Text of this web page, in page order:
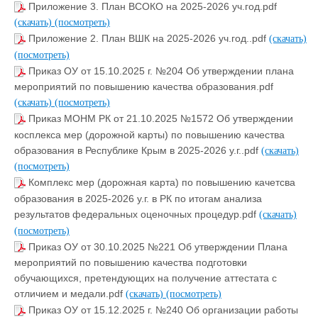
Приложение 3. План ВСОКО на 2025-2026 уч.год.pdf
(скачать) (посмотреть)
Приложение 2. План ВШК на 2025-2026 уч.год..pdf (скачать)
(посмотреть)
Приказ ОУ от 15.10.2025 г. №204 Об утверждении плана
мероприятий по повышению качества образования.pdf
(скачать) (посмотреть)
Приказ МОНМ РК от 21.10.2025 №1572 Об утверждении
косплекса мер (дорожной карты) по повышению качества
образования в Республике Крым в 2025-2026 у.г..pdf (скачать)
(посмотреть)
Комплекс мер (дорожная карта) по повышению качетсва
образования в 2025-2026 у.г. в РК по итогам анализа
результатов федеральных оценочных процедур.pdf (скачать)
(посмотреть)
Приказ ОУ от 30.10.2025 №221 Об утверждении Плана
мероприятий по повышению качества подготовки
обучающихся, претендующих на получение аттестата с
отличием и медали.pdf (скачать) (посмотреть)
Приказ ОУ от 15.12.2025 г. №240 Об организации работы